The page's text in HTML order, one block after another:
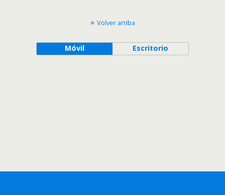
Volver arriba
Móvil Escritorio